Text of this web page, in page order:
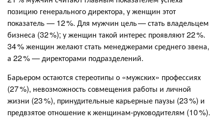
позицию генерального директора, у женщин этот
показатель — 12 %. Для мужчин цель — стать владельцем
бизнеса (32 %); у женщин такой интерес проявляют 22 %.
34 % женщин желают стать менеджерами среднего звена,
а 22 % — директорами подразделений.
Барьером остаются стереотипы о «мужских» профессиях
(27 %), невозможность совмещения работы и личной
жизни (23 %), принудительные карьерные паузы (23 %) и
предвзятое отношение к женщинам‑руководителям (10 %).